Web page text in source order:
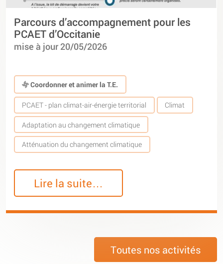
Parcours d’accompagnement pour les
PCAET d’Occitanie
mise à jour 20/05/2026
Coordonner et animer la T.E.
PCAET - plan climat-air-énergie territorial Climat
Adaptation au changement climatique
Atténuation du changement climatique
Lire la suite…
Toutes nos activités